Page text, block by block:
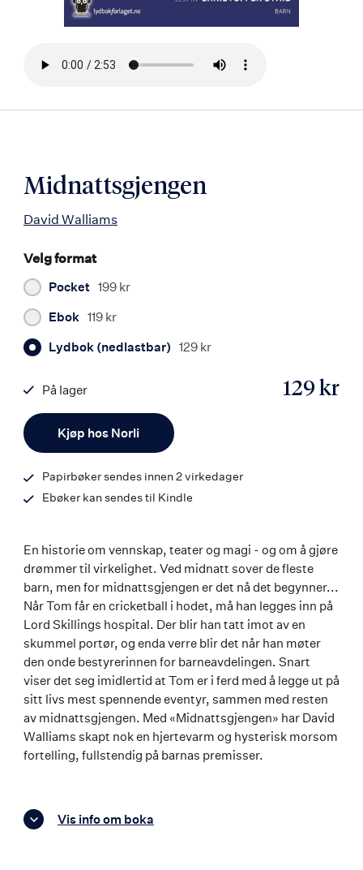
Bla
Midnattsgjengen
David Walliams
Velg format
Pocket 199 kr
Ebok 119 kr
Lydbok (nedlastbar) 129 kr
Kjøp hos Norli
129 kr
På lager
9788242167996
Papirbøker sendes innen 2 virkedager
Ebøker kan sendes til Kindle
En historie om vennskap, teater og magi - og om å gjøre
drømmer til virkelighet. Ved midnatt sover de fleste
barn, men for midnattsgjengen er det nå det begynner...
Når Tom får en cricketball i hodet, må han legges inn på
Lord Skillings hospital. Der blir han tatt imot av en
skummel portør, og enda verre blir det når han møter
den onde bestyrerinnen for barneavdelingen. Snart
viser det seg imidlertid at Tom er i ferd med å legge ut på
sitt livs mest spennende eventyr, sammen med resten
av midnattsgjengen. Med «Midnattsgjengen» har David
Walliams skapt nok en hjertevarm og hysterisk morsom
fortelling, fullstendig på barnas premisser.
Vis info om boka